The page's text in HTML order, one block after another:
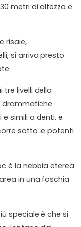
metri di altezza e
risaie,
si arriva presto
livelli della
drammatiche
simili a denti, e
sotto le potenti
è la nebbia eterea
in una foschia
speciale è che si